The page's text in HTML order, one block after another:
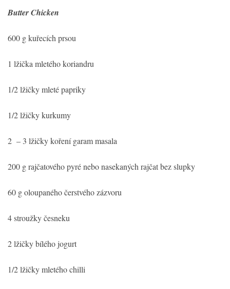
Butter Chicken
600 g kuřecích prsou
1 lžička mletého koriandru
1/2 lžičky mleté papriky
1/2 lžičky kurkumy
2 – 3 lžičky koření garam masala
200 g rajčatového pyré nebo nasekaných rajčat bez slupky
60 g oloupaného čerstvého zázvoru
4 stroužky česneku
2 lžičky bílého jogurt
1/2 lžičky mletého chilli